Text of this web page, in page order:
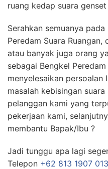
ruang kedap suara genset
Serahkan semuanya
Peredam Suara
atau banyak juga orang
sebagai Bengkel
menyelesaikan persoalan
masalah kebisingan
pelanggan kami yang
pekerjaan kami,
membantu Bapak/Ibu ?
Jadi tunggu apa lagi
Telepon +62 813 1907